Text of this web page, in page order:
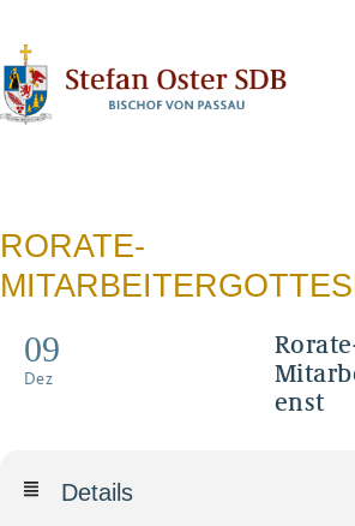
RORATE-
09
Dez
enst
Details